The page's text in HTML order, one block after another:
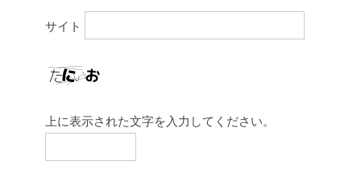
サイト
上に表示された文字を入力してください。